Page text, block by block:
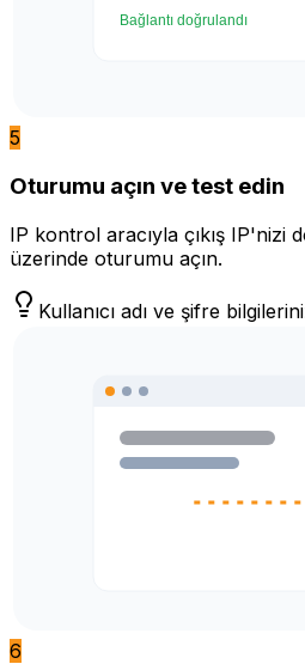
5
Oturumu açın ve test edin
IP kontrol aracıyla çıkış IP'nizi
üzerinde oturumu açın.
Kullanıcı adı ve şifre
6